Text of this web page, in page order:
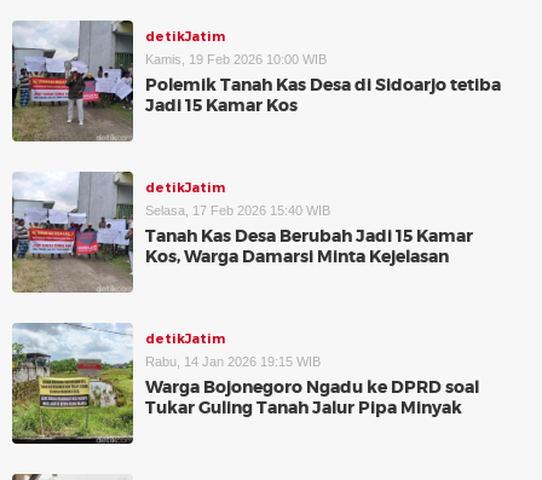
detikJatim
Kamis, 19 Feb 2026 10:00 WIB
Polemik Tanah Kas Desa di Sidoarjo tetiba
Jadi 15 Kamar Kos
detikJatim
Selasa, 17 Feb 2026 15:40 WIB
Tanah Kas Desa Berubah Jadi 15 Kamar
Kos, Warga Damarsi Minta Kejelasan
detikJatim
Rabu, 14 Jan 2026 19:15 WIB
Warga Bojonegoro Ngadu ke DPRD soal
Tukar Guling Tanah Jalur Pipa Minyak